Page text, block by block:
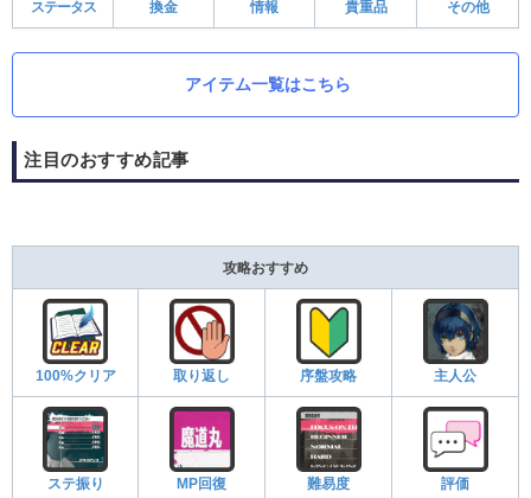
ステータス 換金 情報 貴重品 その他
アイテム一覧はこちら
注目のおすすめ記事
攻略おすすめ
100%クリア 取り返し 序盤攻略 主人公
ステ振り MP回復 難易度 評価